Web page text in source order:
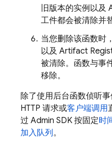
旧版本的实例以及
工件都会被清除并
当您删除该函数时
以及 Artifact
被清除。函数与事
移除。
除了使用后台函数侦听
HTTP 请求或客户端调用
过 Admin SDK 按固定时
加入队列。